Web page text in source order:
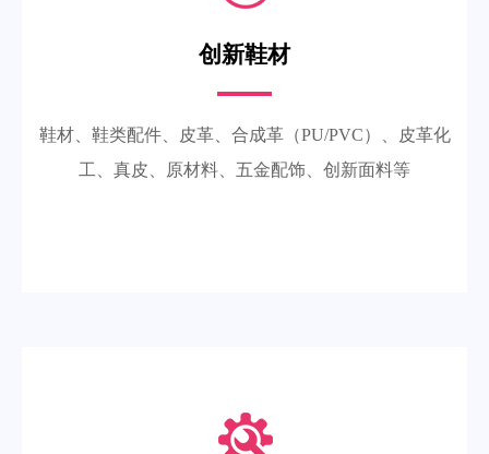
创新鞋材
鞋材、鞋类配件、皮革、合成革（PU/PVC）、皮革化
工、真皮、原材料、五金配饰、创新面料等